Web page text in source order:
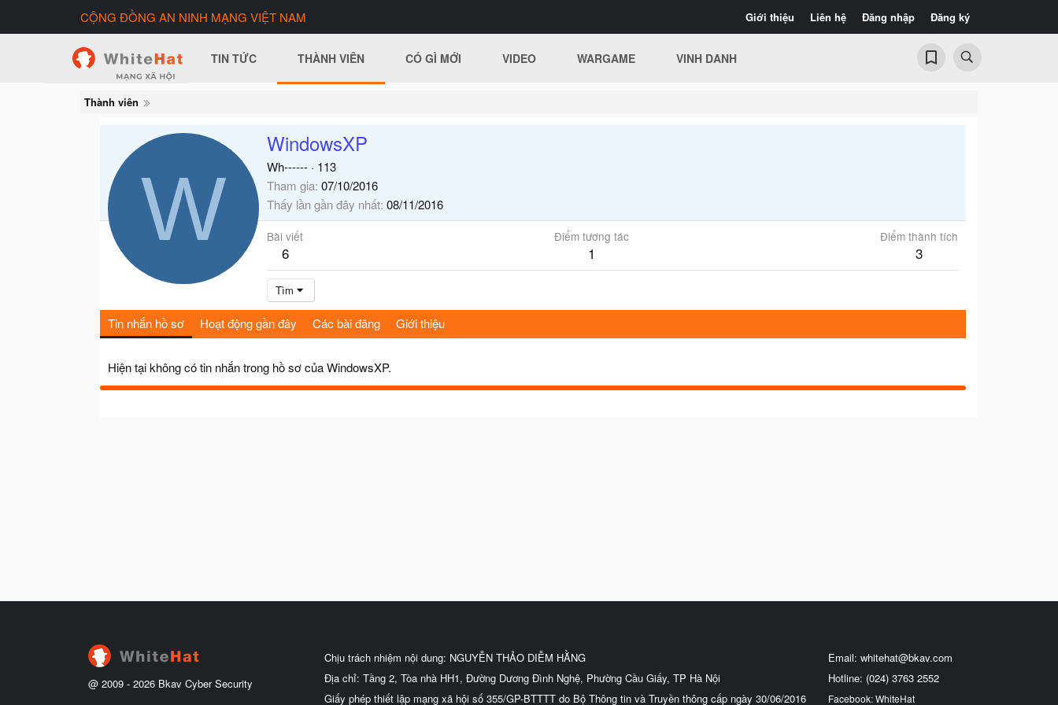
Giới thiệu Liên hệ Đăng nhập Đăng ký
CỘNG ĐỒNG AN NINH MẠNG VIỆT NAM
TIN TỨC THÀNH VIÊN CÓ GÌ MỚI VIDEO WARGAME VINH DANH
Thành viên
W
WindowsXP
Wh------ · 113
Tham gia 07/10/2016
Thấy lần gần đây nhất 08/11/2016
Bài viết
6
Điểm tương tác
1
Điểm thành tích
3
Tìm
Tin nhắn hồ sơ Hoạt động gần đây Các bài đăng Giới thiệu
Hiện tại không có tin nhắn trong hồ sơ của WindowsXP.
@ 2009 - 2026 Bkav Cyber Security
Chịu trách nhiệm nội dung: NGUYỄN THẢO DIỄM HẰNG
Địa chỉ: Tầng 2, Tòa nhà HH1, Đường Dương Đình Nghệ, Phường Cầu Giấy, TP Hà Nội
Giấy phép thiết lập mạng xã hội số 355/GP-BTTTT do Bộ Thông tin và Truyền thông cấp ngày 30/06/2016
Email: whitehat@bkav.com
Hotline: (024) 3763 2552
Facebook: WhiteHat